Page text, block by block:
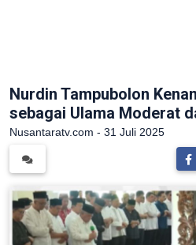
Nurdin Tampubolon
sebagai Ulama Moderat
Nusantaratv.com - 31 Juli 2025